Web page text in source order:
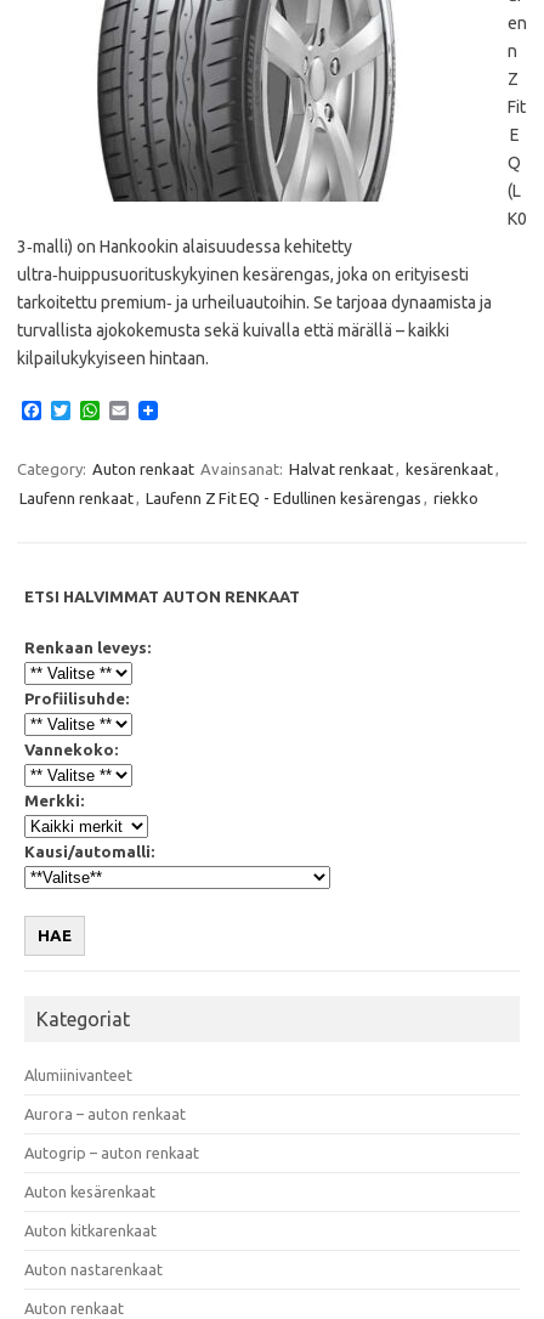
en
n
Z
Fit
E
Q
(L
K0
3‑malli) on Hankookin alaisuudessa kehitetty
ultra‑huippusuorituskykyinen kesärengas, joka on erityisesti
tarkoitettu premium‑ ja urheiluautoihin. Se tarjoaa dynaamista ja
turvallista ajokokemusta sekä kuivalla että märällä – kaikki
kilpailukykyiseen hintaan.
e
b
o
T
t
e
W
t
s
A
E
i
l
Category: Auton renkaat Avainsanat: Halvat renkaat kesärenkaat
Laufenn renkaat
Laufenn Z Fit EQ - Edullinen kesärengas riekko
ETSI HALVIMMAT AUTON RENKAAT
Renkaan leveys:
Profiilisuhde:
Vannekoko:
Merkki:
Kausi/automalli:
HAE
Kategoriat
Alumiinivanteet
Aurora – auton renkaat
Autogrip – auton renkaat
Auton kesärenkaat
Auton kitkarenkaat
Auton nastarenkaat
Auton renkaat